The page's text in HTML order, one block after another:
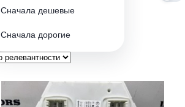
Сначала дешевые
Сначала дорогие